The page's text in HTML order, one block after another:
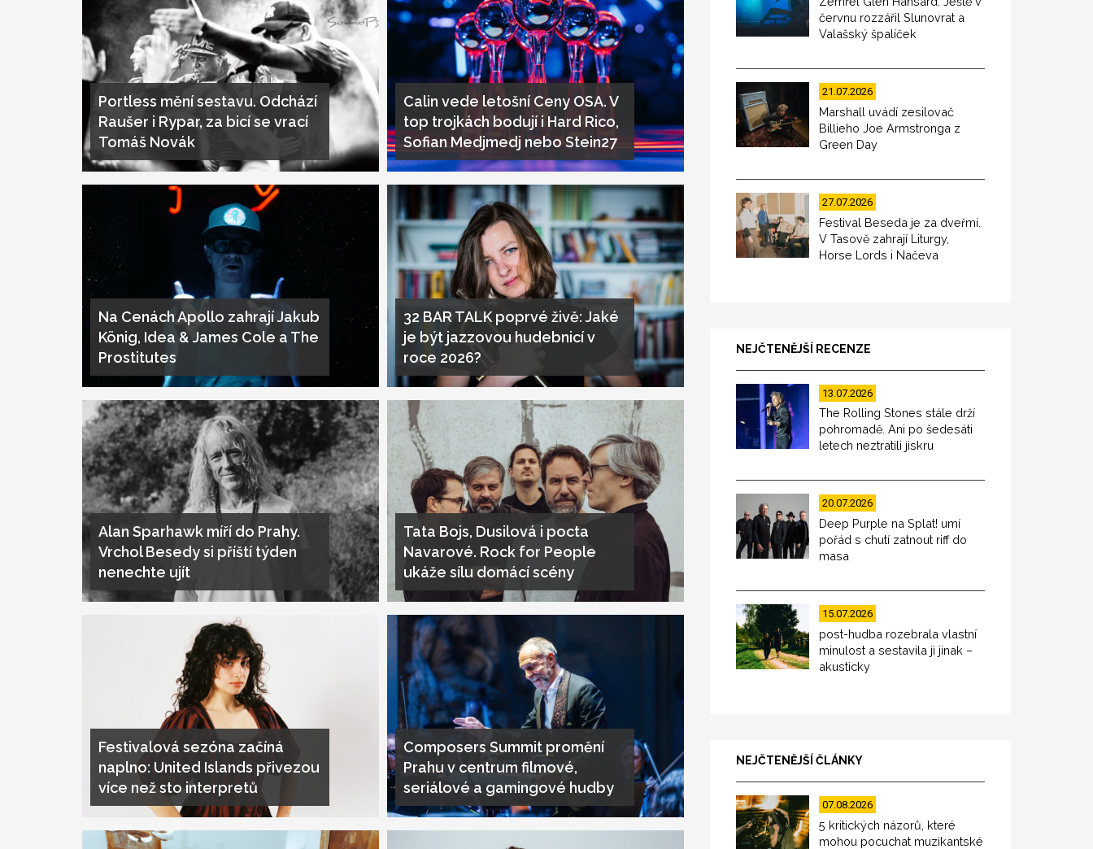
Portless mění sestavu. Odchází
Raušer i Rypar, za bicí se vrací
Tomáš Novák
Calin vede letošní Ceny OSA. V
top trojkách bodují i Hard Rico,
Sofian Medjmedj nebo Stein27
Na Cenách Apollo zahrají Jakub
König, Idea & James Cole a The
Prostitutes
32 BAR TALK poprvé živě: Jaké
je být jazzovou hudebnicí v
roce 2026?
Alan Sparhawk míří do Prahy.
Vrchol Besedy si příští týden
nenechte ujít
Tata Bojs, Dusilová i pocta
Navarové. Rock for People
ukáže sílu domácí scény
Festivalová sezóna začíná
naplno: United Islands přivezou
více než sto interpretů
Composers Summit promění
Prahu v centrum filmové,
seriálové a gamingové hudby
červnu rozzářil Slunovrat a
Valašský špalíček
21.07.2026
Marshall uvádí zesilovač
Billieho Joe Armstronga z
Green Day
27.07.2026
Festival Beseda je za dveřmi.
V Tasově zahrají Liturgy,
Horse Lords i Načeva
NEJČTENĚJŠÍ RECENZE
13.07.2026
The Rolling Stones stále drží
pohromadě. Ani po šedesáti
letech neztratili jiskru
20.07.2026
Deep Purple na Splat! umí
pořád s chutí zatnout riff do
masa
15.07.2026
post-hudba rozebrala vlastní
minulost a sestavila ji jinak –
akusticky
NEJČTENĚJŠÍ ČLÁNKY
07.08.2026
5 kritických názorů, které
mohou pocuchat muzikantské